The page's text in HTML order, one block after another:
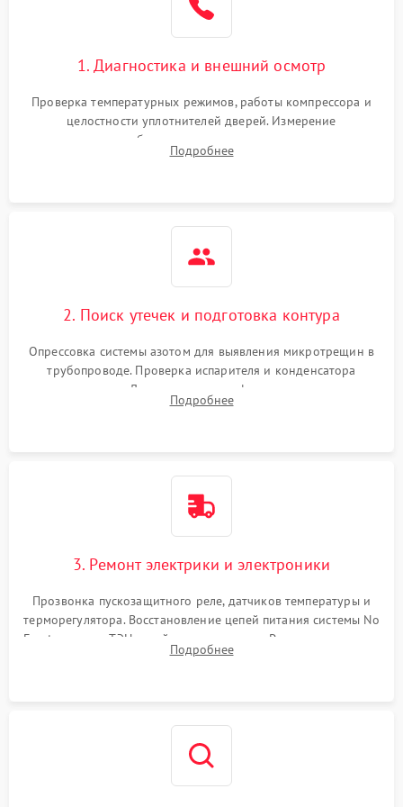
работе
2000 ₽ Подробнее →
1000 ₽
1800 ₽
1. Диагностика и внешний осмотр
Проверка температурных режимов, работы компрессора и
целостности уплотнителей дверей. Измерение
сопротивления обмоток мотора, проверка термостата и
считывание кодов ошибок с электронного дисплея.
Подробнее
2. Поиск утечек и подготовка контура
Опрессовка системы азотом для выявления микротрещин в
трубопроводе. Проверка испарителя и конденсатора
течеискателем. Демонтаж старого фильтра-осушителя и
продувка капиллярной трубки для устранения засоров.
Подробнее
3. Ремонт электрики и электроники
Прозвонка пускозащитного реле, датчиков температуры и
терморегулятора. Восстановление цепей питания системы No
Frost, включая ТЭН оттайки и вентилятор. Ремонт или замена
платы управления при сбоях алгоритмов.
Подробнее